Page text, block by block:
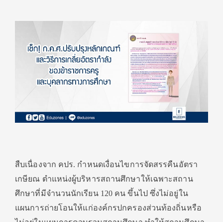
สืบเนื่องจาก คปร. กำหนดเงื่อนไขการจัดสรรคืนอัตรา
เกษียณ ตำแหน่งผู้บริหารสถานศึกษาให้เฉพาะสถาน
ศึกษาที่มีจำนวนนักเรียน 120 คน ขึ้นไป ซึ่งไม่อยู่ใน
แผนการถ่ายโอนให้แก่องค์กรปกครองส่วนท้องถิ่นหรือ